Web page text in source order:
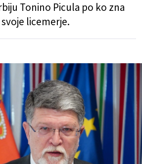
Tonino Picula po ko zna
licemerje.